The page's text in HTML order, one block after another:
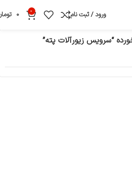
ورود / ثبت نام 0
0
“سرویس زیورآلات پته”